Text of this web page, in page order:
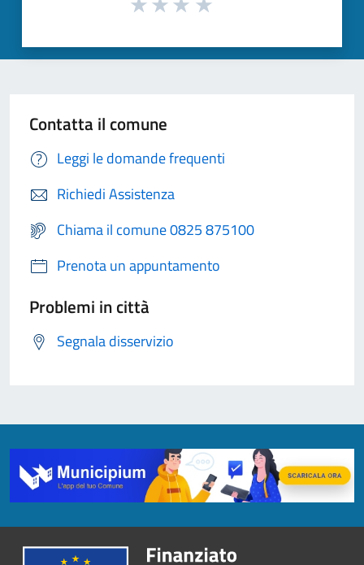
Contatta il comune
Leggi le domande frequenti
Richiedi Assistenza
Chiama il comune 0825 875100
Prenota un appuntamento
Problemi in città
Segnala disservizio